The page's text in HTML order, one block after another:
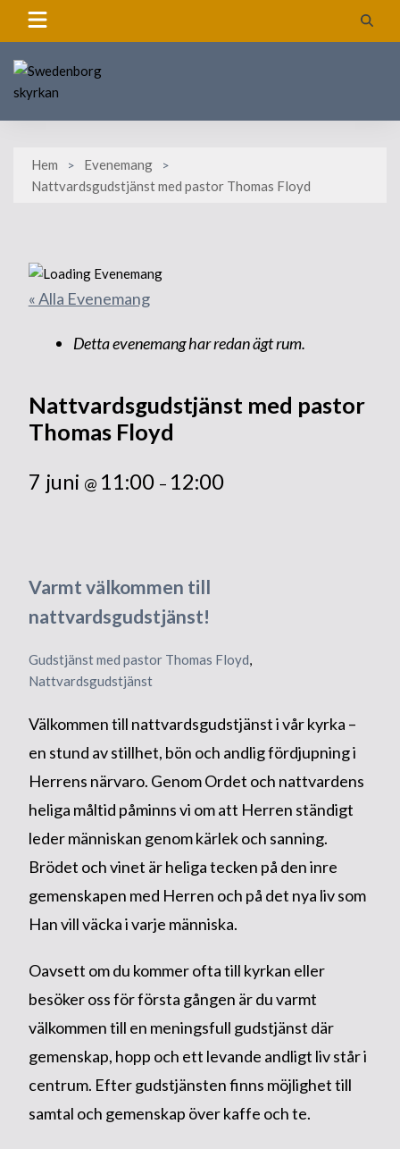
Hem
Evenemang
Nattvardsgudstjänst med pastor Thomas Floyd
« Alla Evenemang
Detta evenemang har redan ägt rum.
Nattvardsgudstjänst med pastor
Thomas Floyd
7 juni @ 11:00 – 12:00
Varmt välkommen till
nattvardsgudstjänst!
Gudstjänst med pastor Thomas Floyd ,
Nattvardsgudstjänst
Välkommen till nattvardsgudstjänst i vår kyrka –
en stund av stillhet, bön och andlig fördjupning i
Herrens närvaro. Genom Ordet och nattvardens
heliga måltid påminns vi om att Herren ständigt
leder människan genom kärlek och sanning.
Brödet och vinet är heliga tecken på den inre
gemenskapen med Herren och på det nya liv som
Han vill väcka i varje människa.
Oavsett om du kommer ofta till kyrkan eller
besöker oss för första gången är du varmt
välkommen till en meningsfull gudstjänst där
gemenskap, hopp och ett levande andligt liv står i
centrum. Efter gudstjänsten finns möjlighet till
samtal och gemenskap över kaffe och te.